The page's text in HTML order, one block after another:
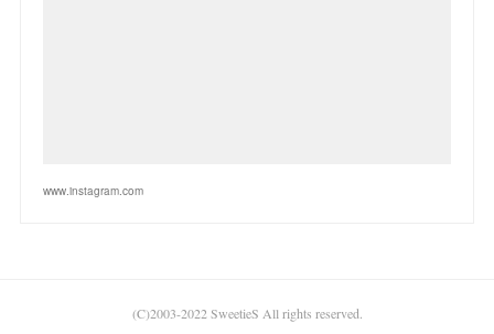
www.instagram.com
(C)2003-2022 SweetieS All rights reserved.